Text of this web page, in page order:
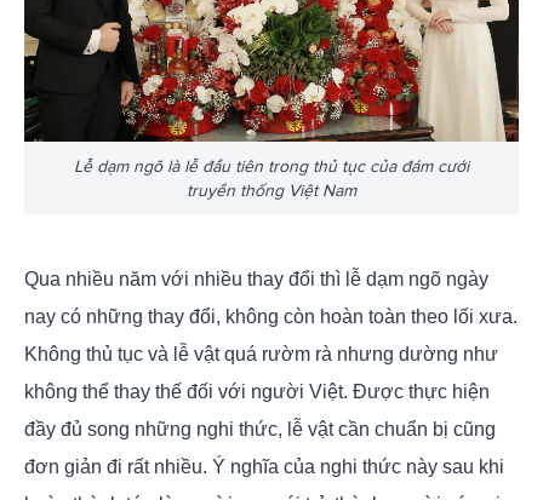
Lễ dạm ngõ là lễ đầu tiên trong thủ tục của đám cưới
truyền thống Việt Nam
Qua nhiều năm với nhiều thay đổi thì lễ dạm ngõ ngày
nay có những thay đổi, không còn hoàn toàn theo lối xưa.
Không thủ tục và lễ vật quá rườm rà nhưng dường như
không thể thay thế đối với người Việt. Được thực hiện
đầy đủ song những nghi thức, lễ vật cần chuẩn bị cũng
đơn giản đi rất nhiều. Ý nghĩa của nghi thức này sau khi